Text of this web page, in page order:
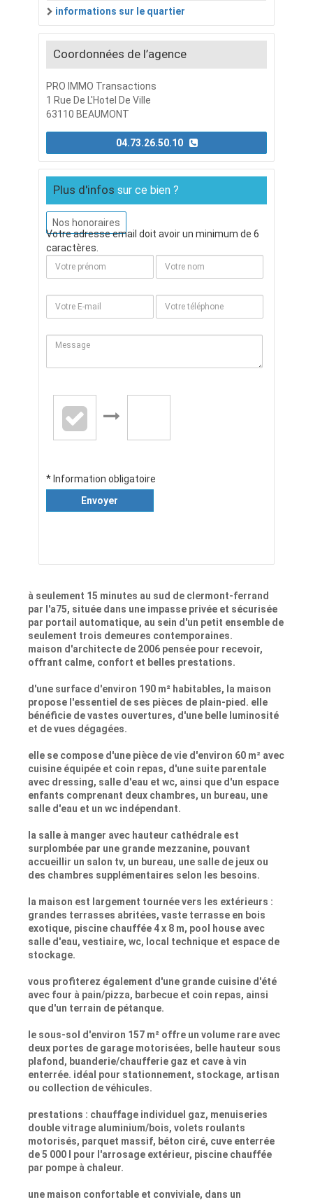
informations sur le quartier
Coordonnées de l’agence
PRO IMMO Transactions
1 Rue De L'Hotel De Ville
63110 BEAUMONT
Plus d'infos sur ce bien ?
Nos honoraires
Votre adresse email doit avoir un minimum de 6
caractères.
* Information obligatoire
Envoyer
à seulement 15 minutes au sud de clermont-ferrand
par l'a75, située dans une impasse privée et sécurisée
par portail automatique, au sein d'un petit ensemble de
seulement trois demeures contemporaines.
maison d'architecte de 2006 pensée pour recevoir,
offrant calme, confort et belles prestations.
d'une surface d'environ 190 m² habitables, la maison
propose l'essentiel de ses pièces de plain-pied. elle
bénéficie de vastes ouvertures, d'une belle luminosité
et de vues dégagées.
elle se compose d'une pièce de vie d'environ 60 m² avec
cuisine équipée et coin repas, d'une suite parentale
avec dressing, salle d'eau et wc, ainsi que d'un espace
enfants comprenant deux chambres, un bureau, une
salle d'eau et un wc indépendant.
la salle à manger avec hauteur cathédrale est
surplombée par une grande mezzanine, pouvant
accueillir un salon tv, un bureau, une salle de jeux ou
des chambres supplémentaires selon les besoins.
la maison est largement tournée vers les extérieurs :
grandes terrasses abritées, vaste terrasse en bois
exotique, piscine chauffée 4 x 8 m, pool house avec
salle d'eau, vestiaire, wc, local technique et espace de
stockage.
vous profiterez également d'une grande cuisine d'été
avec four à pain/pizza, barbecue et coin repas, ainsi
que d'un terrain de pétanque.
le sous-sol d'environ 157 m² offre un volume rare avec
deux portes de garage motorisées, belle hauteur sous
plafond, buanderie/chaufferie gaz et cave à vin
enterrée. idéal pour stationnement, stockage, artisan
ou collection de véhicules.
prestations : chauffage individuel gaz, menuiseries
double vitrage aluminium/bois, volets roulants
motorisés, parquet massif, béton ciré, cuve enterrée
de 5 000 l pour l'arrosage extérieur, piscine chauffée
par pompe à chaleur.
une maison confortable et conviviale, dans un